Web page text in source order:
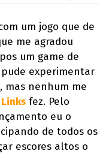
um jogo que de
me agradou
um game de
pude experimentar
mas nenhum me
fez. Pelo
eu o
de todos os
escores altos o